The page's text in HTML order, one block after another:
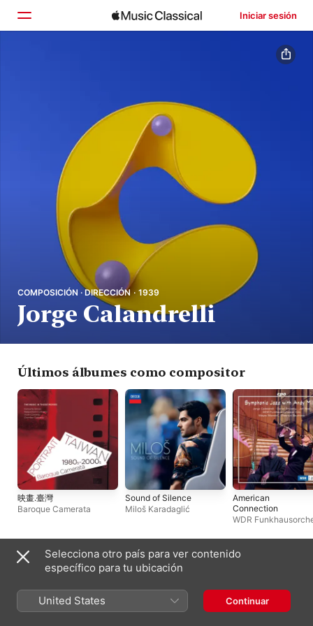
Iniciar sesión
COMPOSICIÓN · DIRECCIÓN · 1939
Jorge Calandrelli
Últimos álbumes como compositor
映畫.臺灣
Baroque Camerata
Sound of Silence
Miloš Karadaglić
American
Connection
WDR
Andy Miles,Wayne
Marshall
Últimos álbumes como artista
Selecciona otro país para ver contenido
específico para tu ubicación
United States Continuar